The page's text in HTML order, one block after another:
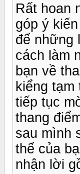
Rất hoan
góp ý
để những
cách làm
bạn về
kiểng
tiếp tục
thang
sau mình
thể của
nhận lời